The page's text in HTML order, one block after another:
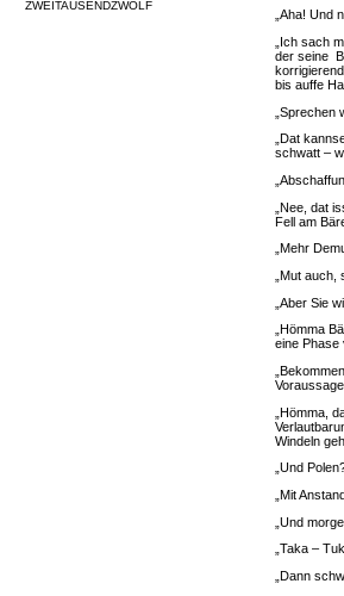
ZWEITAUSENDZWÖLF
„Aha! Und
„Ich sach
der seine
bis auffe
„Sprechen
„Dat
schwatt –
„Nee, dat
Fell am
„Mehr
„Mut auch,
„Aber Sie
„Hömma
eine Phase
„Hömma,
Windeln
„Und
„Mit
„Und
„Taka –
„Dann